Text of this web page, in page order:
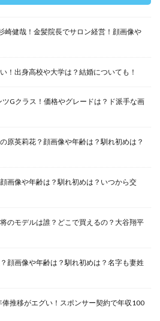
崎健哉！金髪院長でサロン経営！顔画像や
！出身高校や大学は？結婚についても！
ツGクラス！価格やグレードは？ド派手な画
原英莉花？顔画像や年齢は？馴れ初めは？
画像や年齢は？馴れ初めは？いつから交
のモデルは誰？どこで買えるの？大谷翔平
顔画像や年齢は？馴れ初めは？名字も妻姓
俸推移がエグい！スポンサー契約で年収100